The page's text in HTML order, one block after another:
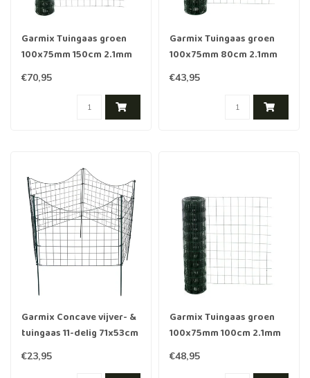
Garmix Tuingaas groen
100x75mm 150cm 2.1mm
25m
€70,95
Garmix Tuingaas groen
100x75mm 80cm 2.1mm
25m
€43,95
Garmix Concave vijver- &
tuingaas 11-delig 71x53cm
6X6cm groen
€23,95
Garmix Tuingaas groen
100x75mm 100cm 2.1mm
25m
€48,95